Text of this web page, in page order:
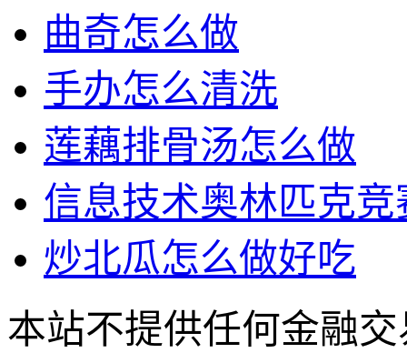
曲奇怎么做
手办怎么清洗
莲藕排骨汤怎么做
信息技术奥林匹克竞
炒北瓜怎么做好吃
本站不提供任何金融